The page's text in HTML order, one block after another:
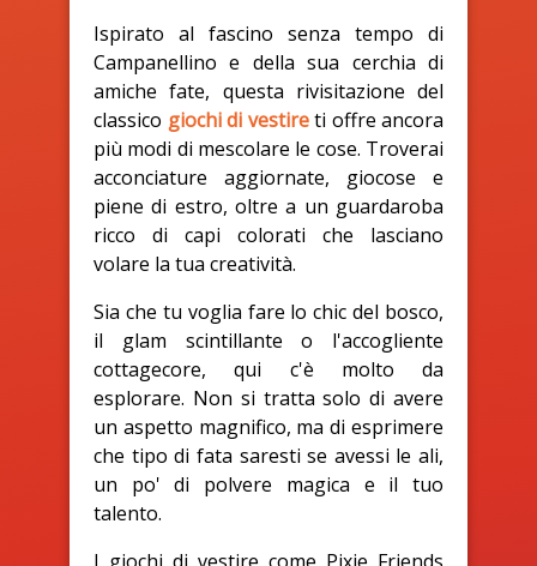
Ispirato al fascino senza tempo di
Campanellino e della sua cerchia di
amiche fate, questa rivisitazione del
classico giochi di vestireti offre ancora
più modi di mescolare le cose. Troverai
acconciature aggiornate, giocose e
piene di estro, oltre a un guardaroba
ricco di capi colorati che lasciano
volare la tua creatività.
Sia che tu voglia fare lo chic del bosco,
il glam scintillante o l'accogliente
cottagecore, qui c'è molto da
esplorare. Non si tratta solo di avere
un aspetto magnifico, ma di esprimere
che tipo di fata saresti se avessi le ali,
un po' di polvere magica e il tuo
talento.